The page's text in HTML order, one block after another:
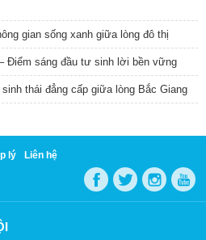
gian sống xanh giữa lòng đô thị
Điểm sáng đầu tư sinh lời bền vững
thái đẳng cấp giữa lòng Bắc Giang
lý Liên hệ